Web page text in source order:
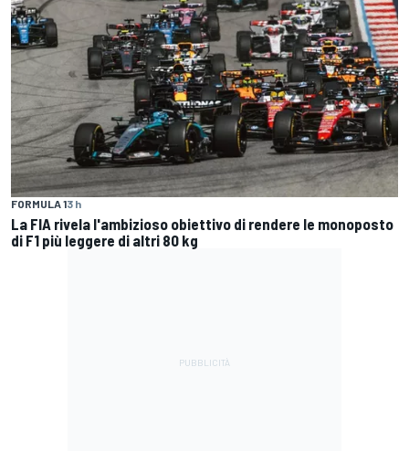
FORMULA 13 h
La FIA rivela l'ambizioso obiettivo di rendere le monoposto
di F1 più leggere di altri 80 kg